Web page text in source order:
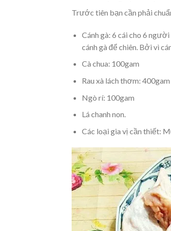
Trước tiên bạn cần phải
Cánh gà: 6 cái cho 6
cánh gà để chiên. Bởi vì
Cà chua: 100gam
Rau xà lách thơm: 400gam
Ngò rí: 100gam
Lá chanh non.
Các loại gia vị cần thiết: